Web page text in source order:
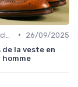
•
26/09/2025
de la veste en
homme